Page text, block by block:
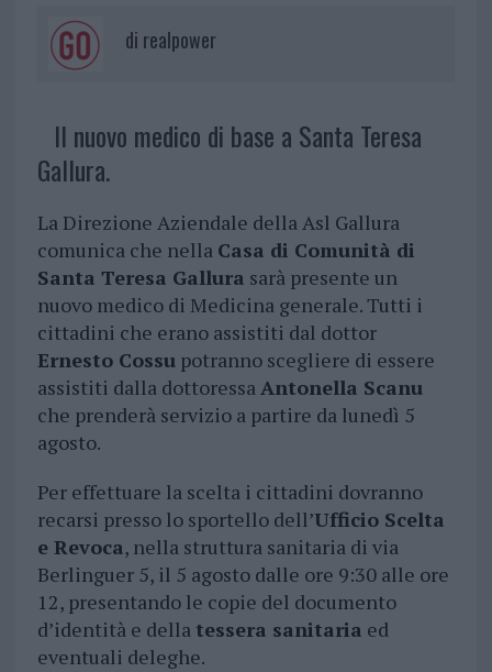
di realpower
Il nuovo medico di base a Santa Teresa
Gallura.
La Direzione Aziendale della Asl Gallura
comunica che nella Casa di Comunità di
Santa Teresa Gallura sarà presente un
nuovo medico di Medicina generale. Tutti i
cittadini che erano assistiti dal dottor
Ernesto Cossupotranno scegliere di essere
assistiti dalla dottoressaAntonella Scanu
che prenderà servizio a partire da lunedì 5
agosto.
Per effettuare la scelta i cittadini dovranno
recarsi presso lo sportello dell’Ufficio Scelta
e Revoca, nella struttura sanitaria di via
Berlinguer 5, il 5 agosto dalle ore 9:30 alle ore
12, presentando le copie del documento
d’identità e della tessera sanitaria ed
eventuali deleghe.